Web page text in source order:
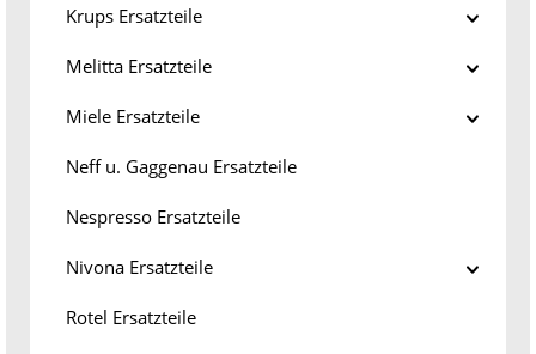
Krups Ersatzteile
Melitta Ersatzteile
Miele Ersatzteile
Neff u. Gaggenau Ersatzteile
Nespresso Ersatzteile
Nivona Ersatzteile
Rotel Ersatzteile